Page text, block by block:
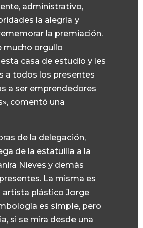
administrativo,
la alegría y
la premiación.
mucho orgullo
casa de estudio y les
a todos los presentes
a ser emprendedores
comentó una
de la delegación,
de la estatuilla a la
Nieves y demás
La misma es
artista plástico Jorge
es simple, pero
si se mira desde una